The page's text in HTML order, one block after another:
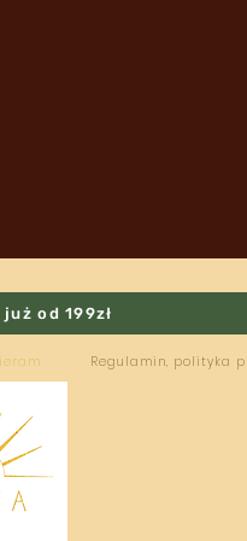
od 199zł
Regulamin, polityka